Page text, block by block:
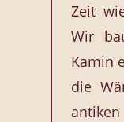
Zeit
Wir
Kamin
die